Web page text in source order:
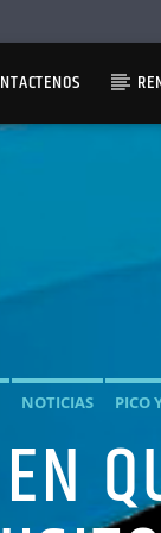
NOTICIAS PICO